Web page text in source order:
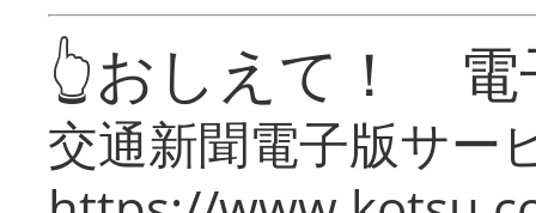
👆おしえて！ 電
交通新聞電子版サー